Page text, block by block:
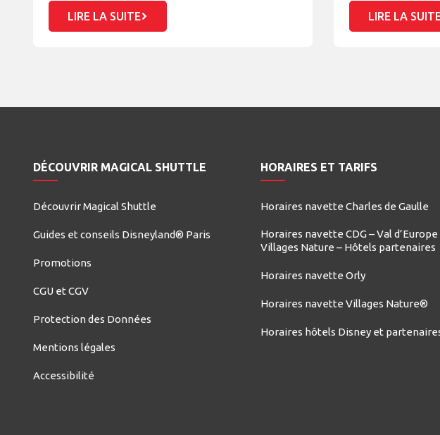
LIRE LA SUITE LIRE LA SUITE
DÉCOUVRIR MAGICAL SHUTTLE
Découvrir Magical Shuttle
Guides et conseils Disneyland® Paris
Promotions
CGU et CGV
Protection des Données
Mentions légales
Accessibilité
HORAIRES ET TARIFS
Horaires navette Charles de Gaulle
Horaires navette CDG – Val d’Europe
Villages Nature – Hôtels partenaires
Horaires navette Orly
Horaires navette Villages Nature®
Horaires hôtels Disney et